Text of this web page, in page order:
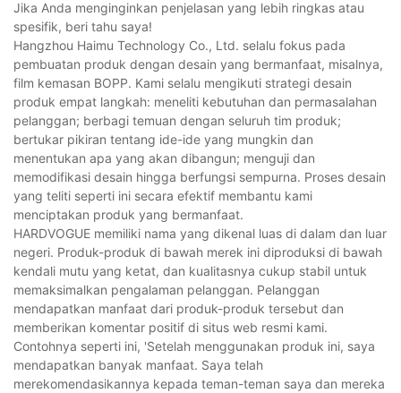
Jika Anda menginginkan penjelasan yang lebih ringkas atau
spesifik, beri tahu saya!
Hangzhou Haimu Technology Co., Ltd. selalu fokus pada
pembuatan produk dengan desain yang bermanfaat, misalnya,
film kemasan BOPP. Kami selalu mengikuti strategi desain
produk empat langkah: meneliti kebutuhan dan permasalahan
pelanggan; berbagi temuan dengan seluruh tim produk;
bertukar pikiran tentang ide-ide yang mungkin dan
menentukan apa yang akan dibangun; menguji dan
memodifikasi desain hingga berfungsi sempurna. Proses desain
yang teliti seperti ini secara efektif membantu kami
menciptakan produk yang bermanfaat.
HARDVOGUE memiliki nama yang dikenal luas di dalam dan luar
negeri. Produk-produk di bawah merek ini diproduksi di bawah
kendali mutu yang ketat, dan kualitasnya cukup stabil untuk
memaksimalkan pengalaman pelanggan. Pelanggan
mendapatkan manfaat dari produk-produk tersebut dan
memberikan komentar positif di situs web resmi kami.
Contohnya seperti ini, 'Setelah menggunakan produk ini, saya
mendapatkan banyak manfaat. Saya telah
merekomendasikannya kepada teman-teman saya dan mereka